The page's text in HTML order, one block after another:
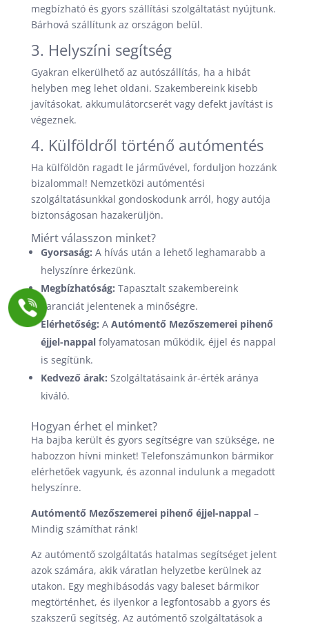
megbízható és gyors szállítási szolgáltatást nyújtunk.
Bárhová szállítunk az országon belül.
3. Helyszíni segítség
Gyakran elkerülhető az autószállítás, ha a hibát
helyben meg lehet oldani. Szakembereink kisebb
javításokat, akkumulátorcserét vagy defekt javítást is
végeznek.
4. Külföldről történő autómentés
Ha külföldön ragadt le járművével, forduljon hozzánk
bizalommal! Nemzetközi autómentési
szolgáltatásunkkal gondoskodunk arról, hogy autója
biztonságosan hazakerüljön.
Miért válasszon minket?
Gyorsaság: A hívás után a lehető leghamarabb a
helyszínre érkezünk.
Megbízhatóság: Tapasztalt szakembereink
garanciát jelentenek a minőségre.
Elérhetőség: A Autómentő Mezőszemerei pihenő
éjjel-nappalfolyamatosan működik, éjjel és nappal
is segítünk.
Kedvező árak: Szolgáltatásaink ár-érték aránya
kiváló.
Hogyan érhet el minket?
Ha bajba került és gyors segítségre van szüksége, ne
habozzon hívni minket! Telefonszámunkon bármikor
elérhetőek vagyunk, és azonnal indulunk a megadott
helyszínre.
Autómentő Mezőszemerei pihenő éjjel-nappal–
Mindig számíthat ránk!
Az autómentő szolgáltatás hatalmas segítséget jelent
azok számára, akik váratlan helyzetbe kerülnek az
utakon. Egy meghibásodás vagy baleset bármikor
megtörténhet, és ilyenkor a legfontosabb a gyors és
szakszerű segítség. Az autómentő szolgáltatások a